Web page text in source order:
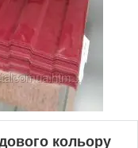
кольору